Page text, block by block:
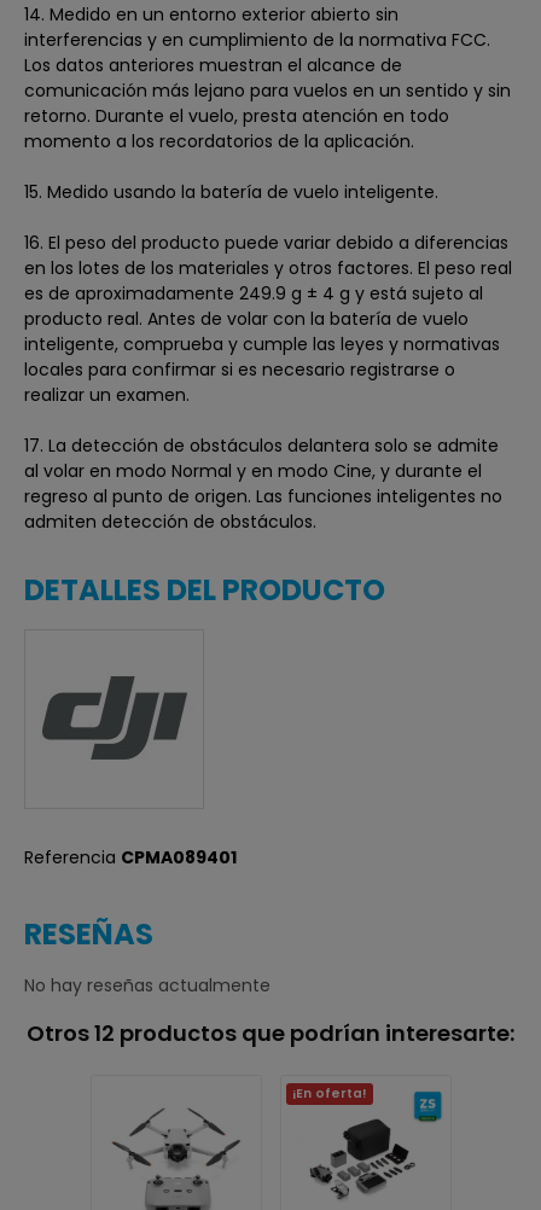
14. Medido en un entorno exterior abierto sin
interferencias y en cumplimiento de la normativa FCC.
Los datos anteriores muestran el alcance de
comunicación más lejano para vuelos en un sentido y sin
retorno. Durante el vuelo, presta atención en todo
momento a los recordatorios de la aplicación.
15. Medido usando la batería de vuelo inteligente.
16. El peso del producto puede variar debido a diferencias
en los lotes de los materiales y otros factores. El peso real
es de aproximadamente 249.9 g ± 4 g y está sujeto al
producto real. Antes de volar con la batería de vuelo
inteligente, comprueba y cumple las leyes y normativas
locales para confirmar si es necesario registrarse o
realizar un examen.
17. La detección de obstáculos delantera solo se admite
al volar en modo Normal y en modo Cine, y durante el
regreso al punto de origen. Las funciones inteligentes no
admiten detección de obstáculos.
DETALLES DEL PRODUCTO
Referencia CPMA089401
RESEÑAS
No hay reseñas actualmente
Otros 12 productos que podrían interesarte:
¡En oferta!